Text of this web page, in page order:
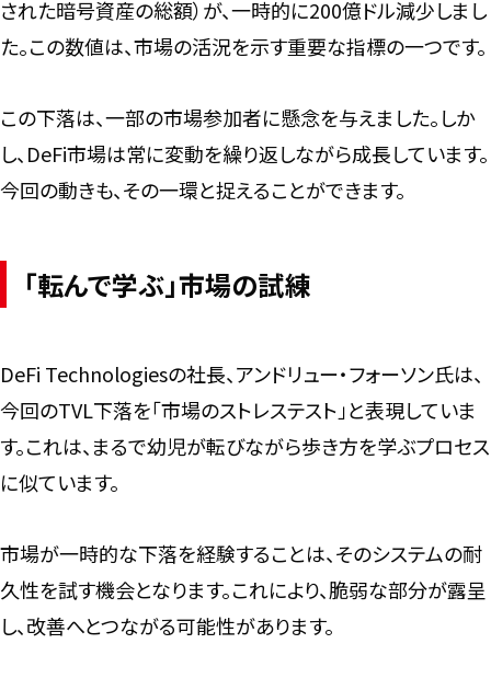
された暗号資産の総額）が、一時的に200億ドル減少しまし
た。この数値は、市場の活況を示す重要な指標の一つです。
この下落は、一部の市場参加者に懸念を与えました。しか
し、DeFi市場は常に変動を繰り返しながら成長しています。
今回の動きも、その一環と捉えることができます。
「転んで学ぶ」市場の試練
DeFi Technologiesの社長、アンドリュー・フォーソン氏は、
今回のTVL下落を「市場のストレステスト」と表現していま
す。これは、まるで幼児が転びながら歩き方を学ぶプロセス
に似ています。
市場が一時的な下落を経験することは、そのシステムの耐
久性を試す機会となります。これにより、脆弱な部分が露呈
し、改善へとつながる可能性があります。